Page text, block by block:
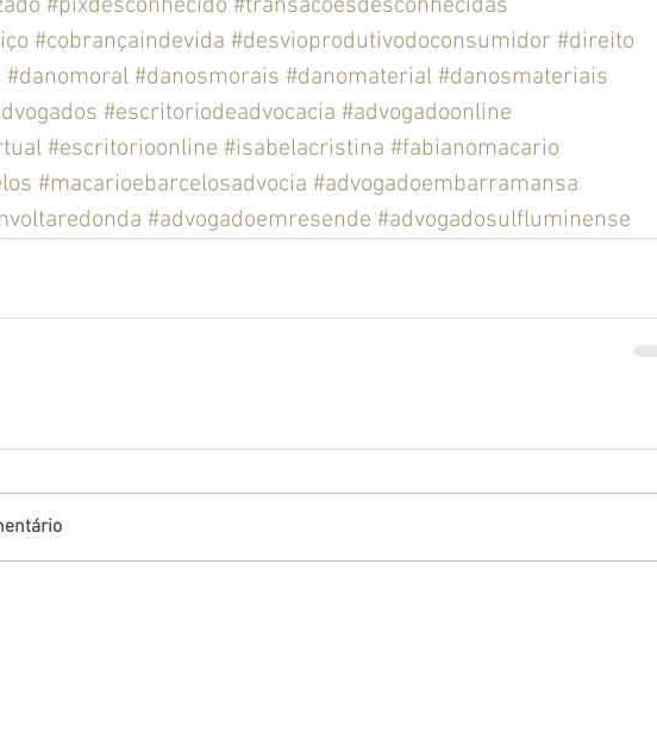
#pixdesconhecido #transacoesdesconhecidas
#cobrançaindevida #desvioprodutivodoconsumidor #direito
#danomoral #danosmorais #danomaterial #danosmateriais
#escritoriodeadvocacia #advogadoonline
#escritorioonline #isabelacristina #fabianomacario
#macarioebarcelosadvocia #advogadoembarramansa
#advogadoemresende #advogadosulfluminense